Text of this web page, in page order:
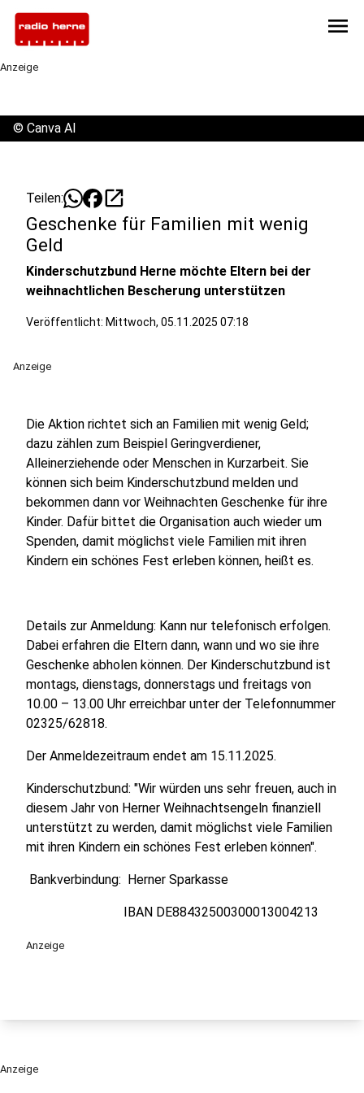
menu
Anzeige
© Canva AI
Teilen: open_in_new
Geschenke für Familien mit wenig
Geld
Kinderschutzbund Herne möchte Eltern bei der
weihnachtlichen Bescherung unterstützen
Veröffentlicht: Mittwoch, 05.11.2025 07:18
Anzeige
Die Aktion richtet sich an Familien mit wenig Geld;
dazu zählen zum Beispiel Geringverdiener,
Alleinerziehende oder Menschen in Kurzarbeit. Sie
können sich beim Kinderschutzbund melden und
bekommen dann vor Weihnachten Geschenke für ihre
Kinder. Dafür bittet die Organisation auch wieder um
Spenden, damit möglichst viele Familien mit ihren
Kindern ein schönes Fest erleben können, heißt es.
Details zur Anmeldung: Kann nur telefonisch erfolgen.
Dabei erfahren die Eltern dann, wann und wo sie ihre
Geschenke abholen können. Der Kinderschutzbund ist
montags, dienstags, donnerstags und freitags von
10.00 – 13.00 Uhr erreichbar unter der Telefonnummer
02325/62818.
Der Anmeldezeitraum endet am 15.11.2025.
Kinderschutzbund: "Wir würden uns sehr freuen, auch in
diesem Jahr von Herner Weihnachtsengeln finanziell
unterstützt zu werden, damit möglichst viele Familien
mit ihren Kindern ein schönes Fest erleben können".
Bankverbindung: Herner Sparkasse
IBAN DE88432500300013004213
Anzeige
Anzeige